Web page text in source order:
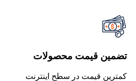
تضمین قیمت محصولات
کمترین قیمت در سطح اینترنت